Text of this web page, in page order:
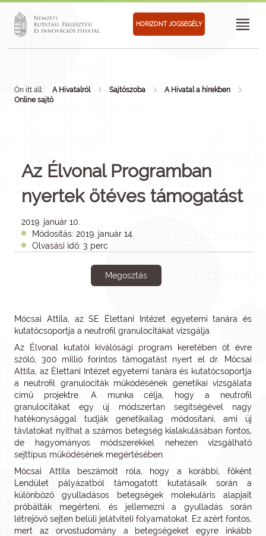
HORIZONT JOGSEGÉLY
Ön itt áll: A Hivatalról Sajtószoba
A Hivatal a hírekben
Online sajtó
Az Élvonal Programban
nyertek ötéves támogatást
2019. január 10.
Módosítás: 2019. január 14.
Olvasási idő: 3 perc
Megosztás
Mócsai Attila, az SE Élettani Intézet egyetemi tanára és
kutatócsoportja a neutrofil granulocitákat vizsgálja.
Az Élvonal kutatói kiválósági program keretében öt évre
szóló, 300 millió forintos támogatást nyert el dr. Mócsai
Attila, az Élettani Intézet egyetemi tanára és kutatócsoportja
a neutrofil granulociták működésének genetikai vizsgálata
című projektre. A munka célja, hogy a neutrofil
granulocitákat egy új módszertan segítségével nagy
hatékonysággal tudják genetikailag módosítani, ami új
távlatokat nyithat a számos betegség kialakulásában fontos,
de hagyományos módszerekkel nehezen vizsgálható
sejttípus működésének megértésében.
Mócsai Attila beszámolt róla, hogy a korábbi, főként
Lendület pályázatból támogatott kutatásaik során a
különböző gyulladásos betegségek molekuláris alapjait
próbálták megérteni, és jellemezni a gyulladás során
létrejövő sejten belüli jelátviteli folyamatokat. Ez azért fontos,
mert az orvostudomány a betegségeket egyre inkább